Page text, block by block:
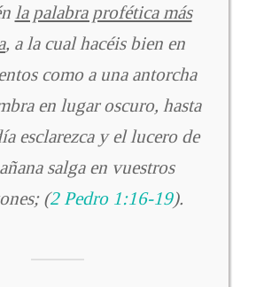
la palabra profética más
, a la cual hacéis bien en
como a una antorcha
en lugar oscuro, hasta
esclarezca y el lucero de
salga en vuestros
(2 Pedro 1:16-19).